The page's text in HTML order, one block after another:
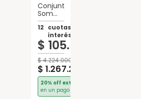
Conjunto
Sommier
2 Plazas
Cannon
Doral
Pillow
Top
Resortes
12 cuotas sin
interés de:
$ 105.
$4.224.000
$ 1.267.200
20% off extra
en un pago